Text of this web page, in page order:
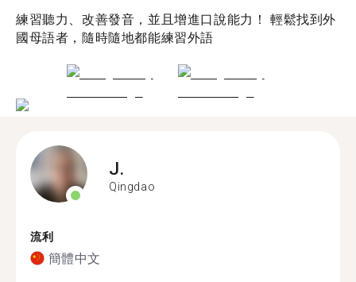
練習聽力、改善發音，並且增進口說能力！ 輕鬆找到外
國母語者，隨時隨地都能練習外語
J.
Qingdao
流利
簡體中文